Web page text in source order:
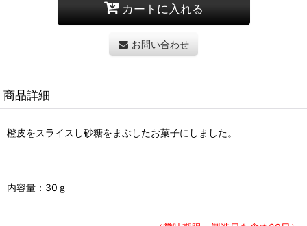
カートに入れる
お問い合わせ
商品詳細
橙皮をスライスし砂糖をまぶしたお菓子にしました。
内容量：30ｇ